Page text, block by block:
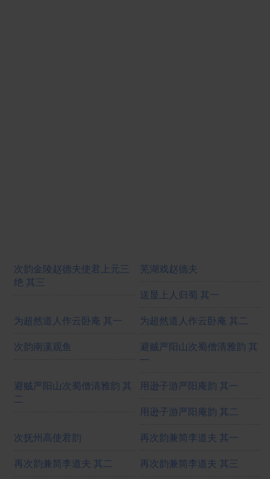
次韵金陵赵德夫使君上元三
绝 其三
芜湖戏赵德夫
送显上人归蜀 其一
为超然道人作云卧庵 其一
为超然道人作云卧庵 其二
次韵南溪观鱼
避贼严阳山次蜀僧清雅韵 其
一
避贼严阳山次蜀僧清雅韵 其
二
用逊子游严阳庵韵 其一
用逊子游严阳庵韵 其二
次抚州高使君韵
再次韵兼简李道夫 其一
再次韵兼简李道夫 其二
再次韵兼简李道夫 其三